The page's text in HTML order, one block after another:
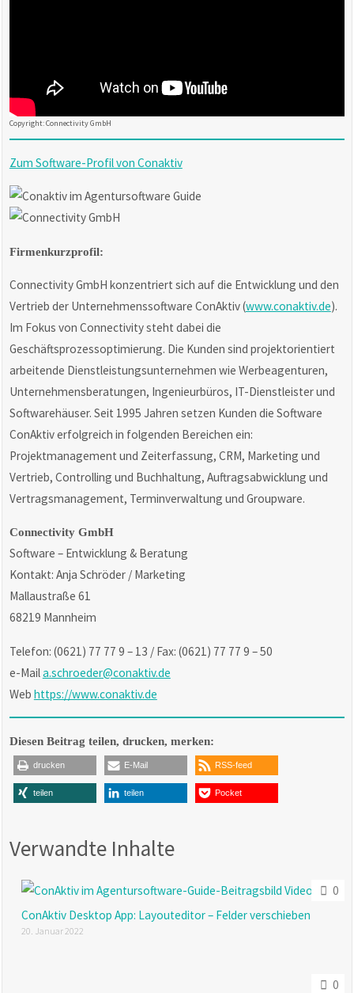
Copyright: Connectivity GmbH
Zum Software-Profil von Conaktiv
Firmenkurzprofil:
Connectivity GmbH konzentriert sich auf die Entwicklung und den
Vertrieb der Unternehmenssoftware ConAktiv (www.conaktiv.de).
Im Fokus von Connectivity steht dabei die
Geschäftsprozessoptimierung. Die Kunden sind projektorientiert
arbeitende Dienstleistungsunternehmen wie Werbeagenturen,
Unternehmensberatungen, Ingenieurbüros, IT-Dienstleister und
Softwarehäuser. Seit 1995 Jahren setzen Kunden die Software
ConAktiv erfolgreich in folgenden Bereichen ein:
Projektmanagement und Zeiterfassung, CRM, Marketing und
Vertrieb, Controlling und Buchhaltung, Auftragsabwicklung und
Vertragsmanagement, Terminverwaltung und Groupware.
Connectivity GmbH
Software – Entwicklung & Beratung
Kontakt: Anja Schröder / Marketing
Mallaustraße 61
68219 Mannheim
Telefon: (0621) 77 77 9 – 13 / Fax: (0621) 77 77 9 – 50
e-Maila.schroeder@conaktiv.de
Web https://www.conaktiv.de
Diesen Beitrag teilen, drucken, merken:
drucken E-Mail RSS-feed
teilen teilen Pocket
Verwandte Inhalte
0
ConAktiv Desktop App: Layouteditor – Felder verschieben
20. Januar 2022
0